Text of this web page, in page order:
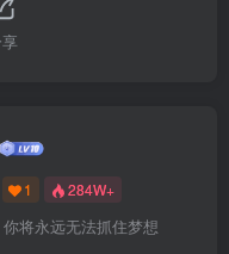
1 284W+
将永远无法抓住梦想